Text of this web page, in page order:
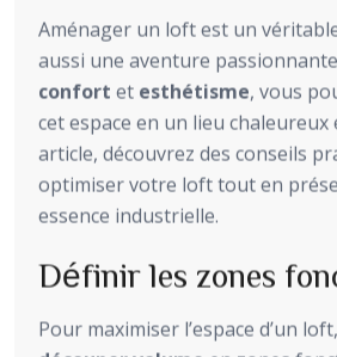
Aménager un loft est un
aussi une aventure
confort et esthétisme, vous
cet espace en un lieu chaleureux
article, découvrez des conseils
optimiser votre loft tout en
essence industrielle.
Définir les zones
Pour maximiser l’espace d’un